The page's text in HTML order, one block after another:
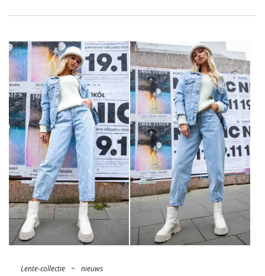
Waar moet je op letten bij het
kopen van katoenen pyjama’s in
een groothandel? Onze tutorial
Wat wordt gekenmerkt door goed
katoenen pyjama
groothandelen waar moet je op letten bij het kopen ervan?
Controleer allereerst:
Fason, gesneden
Dit is het basisprobleem waarmee je een collectie kunt maken
uit de homfy-categorie. De stijl van pyjama’s moet
bewegingsvrijheid bieden, niet knijpen en de huid
aangenaam omhullen. Daarom zijn er bijpassende maar
rekbare …
Lente-collectie ~ nieuws